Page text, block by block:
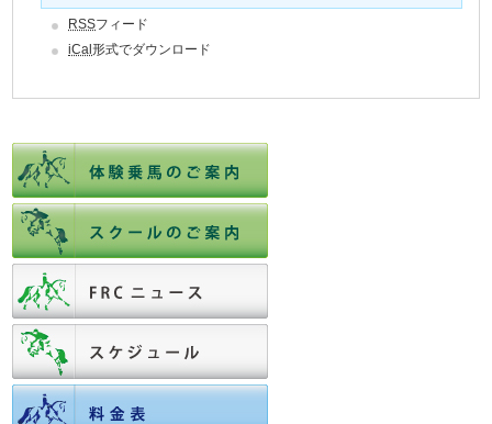
RSSフィード
iCal形式でダウンロード